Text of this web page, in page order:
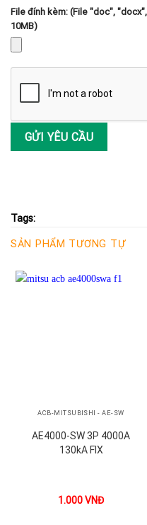
File đính kèm: (File "doc",
10MB)
Tags:
SẢN PHẨM TƯƠNG TỰ
ACB-MITSUBISHI - AE-SW
AE4000-SW 3P 4000A
130kA FIX
1.000VNĐ